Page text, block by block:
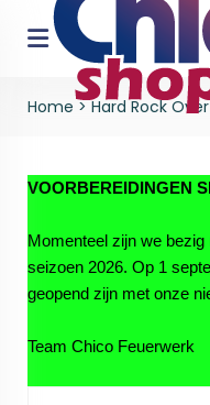
Home >Hard Rock
VOORBEREIDINGEN
Momenteel zijn we
seizoen 2026. Op 1
geopend zijn met onze
Team Chico Feuerwerk